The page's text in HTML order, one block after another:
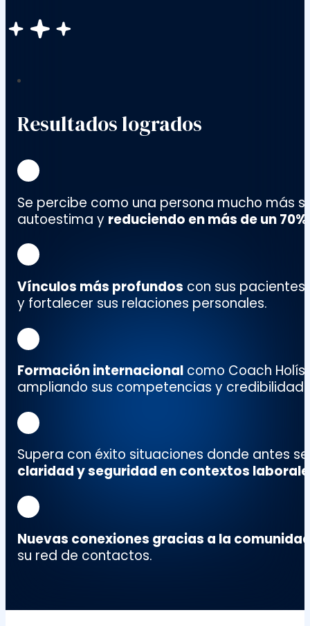
Resultados logrados
Se percibe como una persona mucho más
autoestima y reduciendo en más de un
Vínculos más profundos con sus
y fortalecer sus relaciones personales.
Formación internacional como Coach
ampliando sus competencias y credibilidad
Supera con éxito situaciones donde antes
claridad y seguridad en contextos
Nuevas conexiones gracias a la
su red de contactos.